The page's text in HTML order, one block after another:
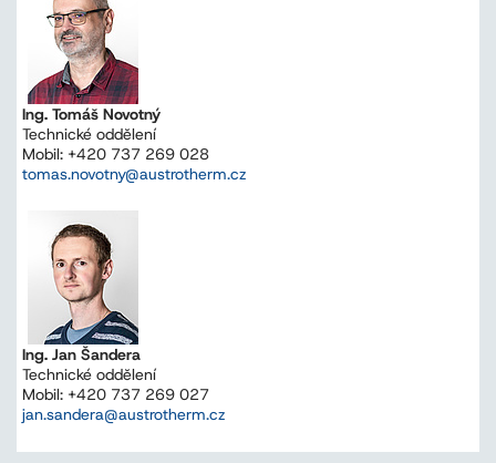
Ing. Tomáš Novotný
Technické oddělení
Mobil: +420 737 269 028
tomas.novotny@austrotherm.cz
Ing. Jan Šandera
Technické oddělení
Mobil: +420 737 269 027
jan.sandera@austrotherm.cz